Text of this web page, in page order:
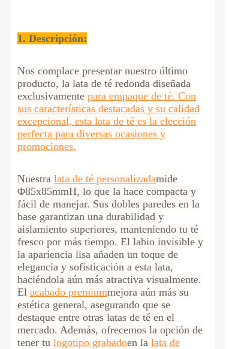
1. Descripción:
Nos complace presentar nuestro último
producto, la lata de té redonda diseñada
exclusivamente para empaque de té. Con
sus características destacadas y su calidad
excepcional, esta lata de té es la elección
perfecta para diversas ocasiones y
promociones.
Nuestra lata de té personalizadamide
Φ85x85mmH, lo que la hace compacta y
fácil de manejar. Sus dobles paredes en la
base garantizan una durabilidad y
aislamiento superiores, manteniendo tu té
fresco por más tiempo. El labio invisible y
la apariencia lisa añaden un toque de
elegancia y sofisticación a esta lata,
haciéndola aún más atractiva visualmente.
El acabado premiummejora aún más su
estética general, asegurando que se
destaque entre otras latas de té en el
mercado. Además, ofrecemos la opción de
tener tu logotipo grabadoen la lata de